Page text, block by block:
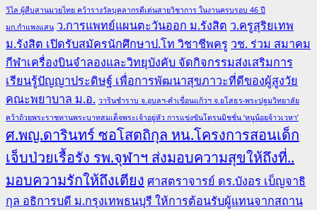
วิไล ผู้สืบสานมวยไทย คว้ารางวัลบุคลากรดีเด่นสายวิชาการ ในงานครบรอบ 46 ปี
มก.กำแพงแสน ว.การแพทย์แผนตะวันออก ม.รังสิต ว.ครูสุริยเทพ
ม.รังสิต เปิดรับสมัครนักศึกษาป.โท วิชาชีพครู วช. ร่วม สมาคม
กีฬาเครื่องบินจำลองและวิทยุบังคับ จัดกิจกรรมส่งเสริมการ
เรียนรู้ปัญญาประดิษฐ์ เพื่อการพัฒนาสุขภาวะที่ดีของผู้สูงวัย
คณะพยาบาล ม.อ. วารินชำราบ จ.อุบลฯ-คำเขื่อนแก้วฯ จ.ยโสธร-พระปฐมวิทยาลัย
คว้าถ้วยพระราชทานพระบาทสมเด็จพระเจ้าอยู่หัว การแข่งขันโดรนมิชชั่น ‘หนูน้อยจ้าวเวหา’
ศ.พญ.ดารินทร์ ซอโสตถิกุล หน.โครงการสอนเด็ก
เจ็บป่วยเรื้อรัง รพ.จุฬาฯ ส่งมอบความสุขให้ถึงที่..
มอบความรักให้ถึงเตียง ศาสตราจารย์ ดร.บังอร เบ็ญจาธิ
กุล อธิการบดี ม.กรุงเทพธนบุรี ให้การต้อนรับผู้แทนจากสถาน